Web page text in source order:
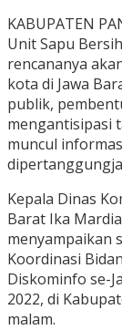
KABUPATEN
Unit Sapu
rencananya
kota di Jawa
publik,
mengantisipasi
muncul
Kepala Dinas
Barat Ika
menyampaikan
Koordinasi
Diskominfo se-
2022, di
malam.